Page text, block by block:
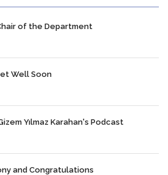
of the Department
Well Soon
Yılmaz Karahan's Podcast
and Congratulations